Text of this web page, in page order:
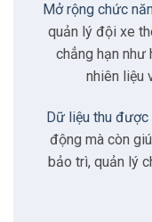
3.3 Báo cáo có
3.5 Tiết kiệm
Công nghệ
Mở rộng chức
quản lý đội xe
chẳng hạn như
nhiên liệu
Dữ liệu thu
động mà còn
bảo trì, quản lý